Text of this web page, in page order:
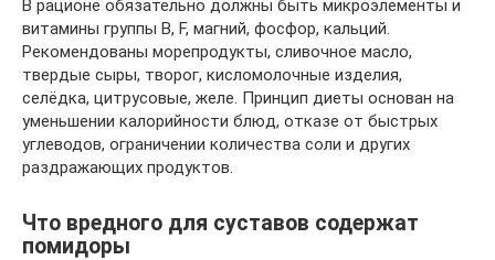
В рационе обязательно должны быть микроэлементы и
витамины группы B, F, магний, фосфор, кальций.
Рекомендованы морепродукты, сливочное масло,
твердые сыры, творог, кисломолочные изделия,
селёдка, цитрусовые, желе. Принцип диеты основан на
уменьшении калорийности блюд, отказе от быстрых
углеводов, ограничении количества соли и других
раздражающих продуктов.
Что вредного для суставов содержат
помидоры